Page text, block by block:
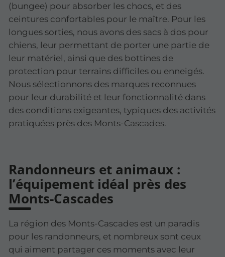
(bungee) pour absorber les chocs, et des
ceintures confortables pour le maître. Pour les
longues sorties, nous avons des sacs à dos pour
chiens, leur permettant de porter une partie de
leur matériel, ainsi que des bottines de
protection pour terrains difficiles ou enneigés.
Nous sélectionnons des marques reconnues
pour leur durabilité et leur fonctionnalité dans
des conditions exigeantes, typiques des activités
pratiquées près des Monts-Cascades.
Randonneurs et animaux :
l’équipement idéal près des
Monts-Cascades
La région des Monts-Cascades est un paradis
pour les randonneurs, et nombreux sont ceux
qui aiment partager ces moments avec leur